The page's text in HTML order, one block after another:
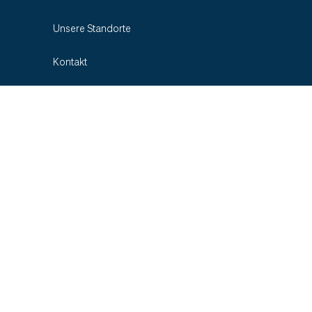
Unsere Standorte
Kontakt